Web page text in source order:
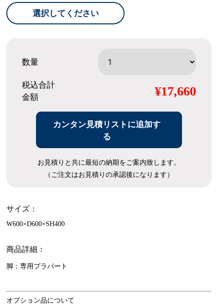
選択してください
数量
税込合計
金額
¥17,660
カンタン見積リストに追加す
る
お見積りと共に最短の納期をご案内致します。
（ご注文はお見積りの承認後になります）
サイズ：
W600×D600×SH400
商品詳細：
脚：専用プラパート
オプション品について